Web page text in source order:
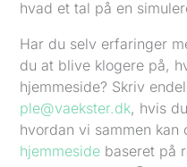
hvad et tal på en
Har du selv erfaringer
du at blive klogere på,
hjemmeside? Skriv
ple@vaekster.dk, hvis
hvordan vi sammen kan
hjemmeside baseret på